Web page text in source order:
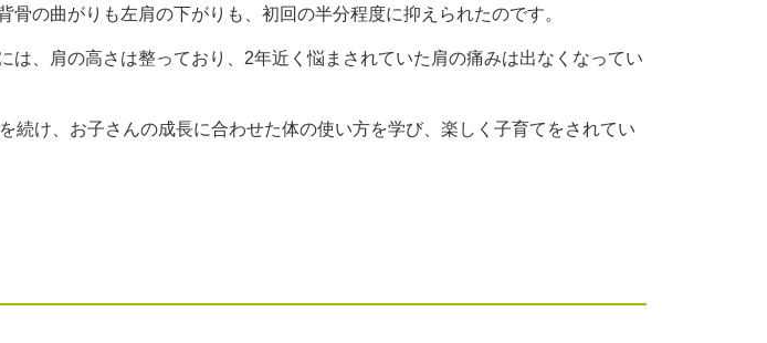
骨の曲がりも左肩の下がりも、初回の半分程度に抑えられたのです。
は、肩の高さは整っており、2年近く悩まされていた肩の痛みは出なくなってい
続け、お子さんの成長に合わせた体の使い方を学び、楽しく子育てをされてい